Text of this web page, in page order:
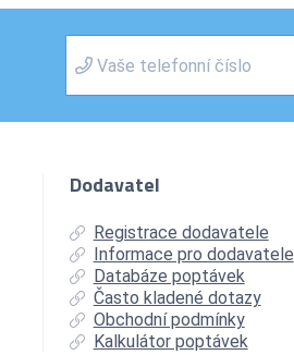
Dodavatel
Registrace dodavatele
Informace pro dodavatele
Databáze poptávek
Často kladené dotazy
Obchodní podmínky
Kalkulátor poptávek